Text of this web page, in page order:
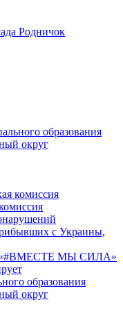
Родничок
образования
округ
комиссия
с Украины,
«#ВМЕСТЕ МЫ СИЛА»
образования
округ